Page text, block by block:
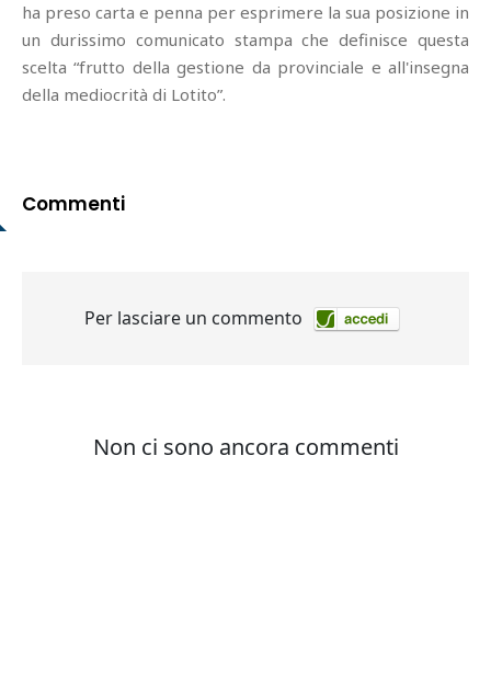
ha preso carta e penna per esprimere la sua posizione in
un durissimo comunicato stampa che definisce questa
scelta “frutto della gestione da provinciale e all'insegna
della mediocrità di Lotito”.
Commenti